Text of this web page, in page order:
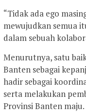
“Tidak ada ego
mewujudkan semua
dalam sebuah
Menurutnya, satu
Banten sebagai
hadir sebagai
serta melakukan
Provinsi Banten maju.